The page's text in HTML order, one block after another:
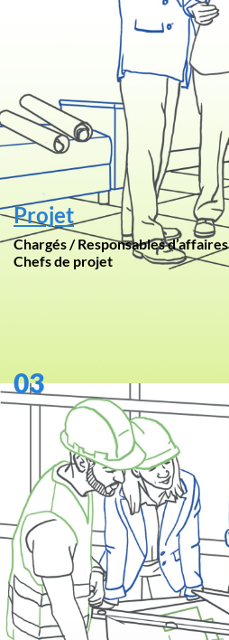
Projet
Chargés / Responsables d’affaires
Chefs de projet
03